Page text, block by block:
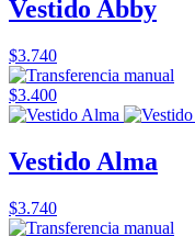
Vestido Abby
$3.740
$3.400
Vestido Alma
$3.740